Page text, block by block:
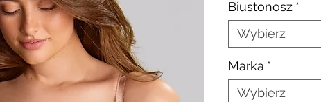
Biustonosz *
Wybierz
Marka *
Wybierz